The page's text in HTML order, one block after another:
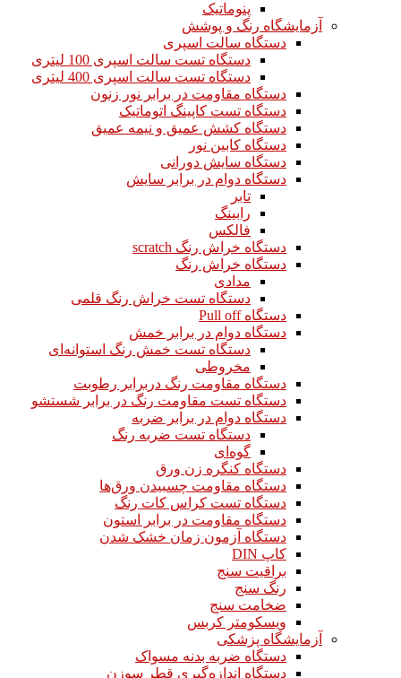
پنوماتیک
آزمایشگاه رنگ و پوشش
دستگاه سالت اسپری
دستگاه تست سالت اسپری 100 لیتری
دستگاه تست سالت اسپری 400 لیتری
دستگاه مقاومت در برابر نور زنون
دستگاه تست کاپینگ اتوماتیک
دستگاه کشش عمیق و نیمه عمیق
دستگاه کابین نور
دستگاه سایش دورانی
دستگاه دوام در برابر سایش
تابر
رابینگ
فالکس
دستگاه خراش رنگ scratch
دستگاه خراش رنگ
مدادی
دستگاه تست خراش رنگ قلمی
دستگاه Pull off
دستگاه دوام در برابر خمش
دستگاه تست خمش رنگ استوانه‌ای
مخروطی
دستگاه مقاومت رنگ دربرابر رطوبت
دستگاه تست مقاومت رنگ در برابر شستشو
دستگاه دوام در برابر ضربه
دستگاه تست ضربه رنگ
گوه‌ای
دستگاه کنگره زن ورق
دستگاه مقاومت چسبیدن ورق‌ها
دستگاه تست کراس کات رنگ
دستگاه مقاومت در برابر استون
دستگاه آزمون زمان خشک شدن
کاپ DIN
براقیت سنج
رنگ سنج
ضخامت سنج
ویسکومتر کربس
آزمایشگاه پزشکی
دستگاه ضربه بدنه مسواک
دستگاه اندازه‌گیری قطر سوزن